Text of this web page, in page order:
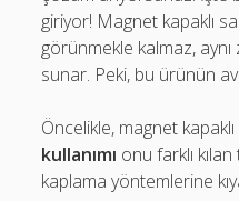
giriyor! Magnet kapaklı
görünmekle kalmaz,
sunar. Peki, bu ürünün
Öncelikle, magnet kapaklı
kullanımı onu farklı
kaplama yöntemlerine